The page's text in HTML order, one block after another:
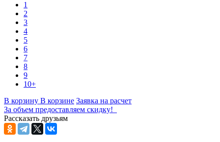
1
2
3
4
5
6
7
8
9
10+
В корзину В корзине Заявка на расчет
За объем предоставляем скидку!
Рассказать друзьям